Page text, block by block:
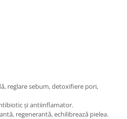
reglare sebum, detoxifiere pori,
și antiinflamator.
regenerantă, echilibrează pielea.